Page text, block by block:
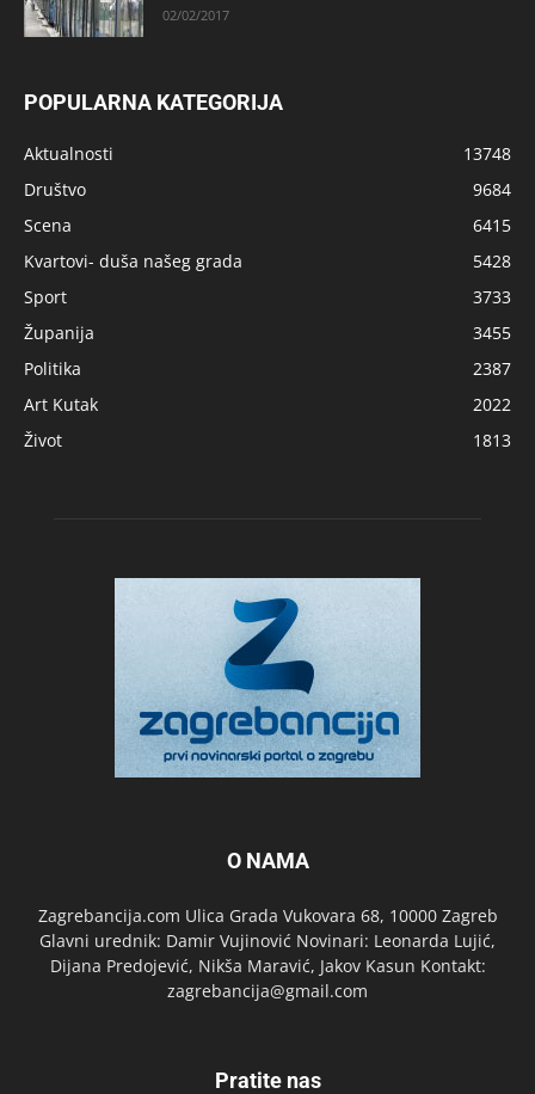
02/02/2017
POPULARNA KATEGORIJA
Aktualnosti
13748
Društvo
9684
Scena
6415
Kvartovi- duša našeg grada
5428
Sport
3733
Županija
3455
Politika
2387
Art Kutak
2022
Život
1813
O NAMA
Zagrebancija.com Ulica Grada Vukovara 68, 10000 Zagreb
Glavni urednik: Damir Vujinović Novinari: Leonarda Lujić,
Dijana Predojević, Nikša Maravić, Jakov Kasun Kontakt:
zagrebancija@gmail.com
Pratite nas